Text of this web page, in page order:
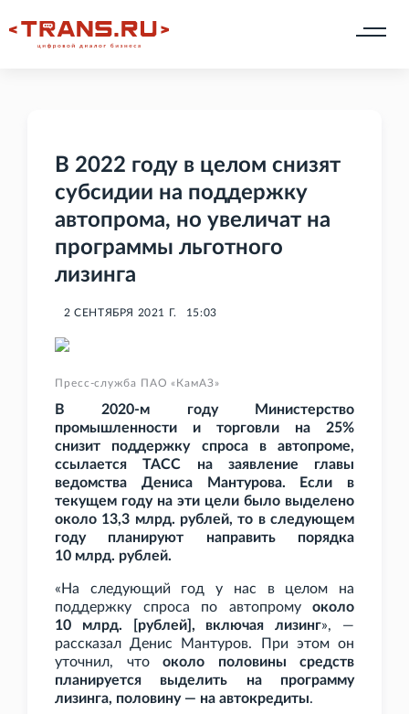
В 2022 году в целом снизят
субсидии на поддержку
автопрома, но увеличат на
программы льготного
лизинга
2 СЕНТЯБРЯ 2021 Г. 15:03
Пресс-служба ПАО «КамАЗ»
В 2020-м году Министерство
промышленности и торговли на 25%
снизит поддержку спроса в автопроме,
ссылается ТАСС на заявление главы
ведомства Дениса Мантурова. Если в
текущем году на эти цели было выделено
около 13,3 млрд. рублей, то в следующем
году планируют направить порядка
10 млрд. рублей.
«На следующий год у нас в целом на
поддержку спроса по автопрому около
10
млрд. [рублей], включая лизинг», —
рассказал Денис Мантуров. При этом он
уточнил, что около половины средств
планируется выделить на программу
лизинга, половину — на автокредиты.